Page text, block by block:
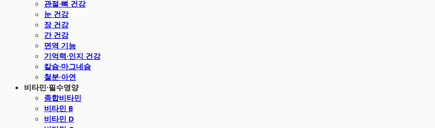
관절·뼈 건강
눈 건강
장 건강
간 건강
면역 기능
기억력·인지 건강
칼슘·마그네슘
철분·아연
비타민·필수영양
종합비타민
비타민 B
비타민 D